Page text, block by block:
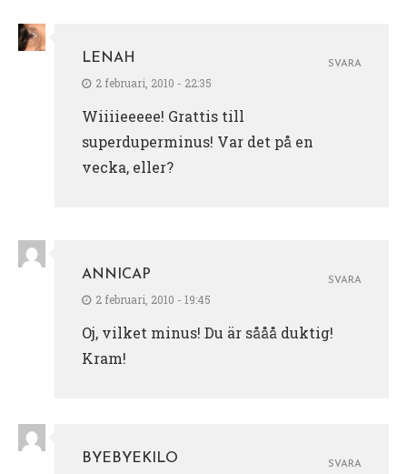
LENAH
2 februari, 2010 - 22:35
Wiiiieeeee! Grattis till
superduperminus! Var det på en
vecka, eller?
SVARA
ANNICAP
2 februari, 2010 - 19:45
Oj, vilket minus! Du är sååå duktig!
Kram!
SVARA
BYEBYEKILO
SVARA